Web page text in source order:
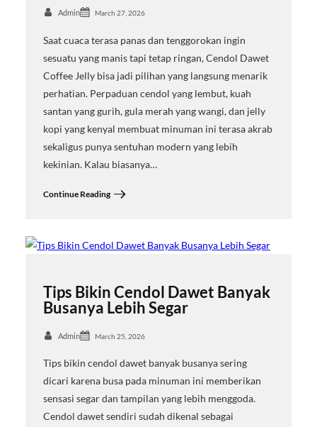
Admin March 27, 2026
Saat cuaca terasa panas dan tenggorokan ingin
sesuatu yang manis tapi tetap ringan, Cendol Dawet
Coffee Jelly bisa jadi pilihan yang langsung menarik
perhatian. Perpaduan cendol yang lembut, kuah
santan yang gurih, gula merah yang wangi, dan jelly
kopi yang kenyal membuat minuman ini terasa akrab
sekaligus punya sentuhan modern yang lebih
kekinian. Kalau biasanya…
Continue Reading
Tips Bikin Cendol Dawet Banyak
Busanya Lebih Segar
Admin March 25, 2026
Tips bikin cendol dawet banyak busanya sering
dicari karena busa pada minuman ini memberikan
sensasi segar dan tampilan yang lebih menggoda.
Cendol dawet sendiri sudah dikenal sebagai